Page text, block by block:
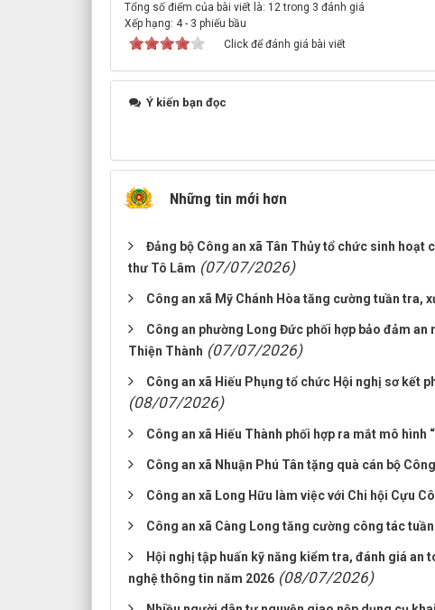
Tổng số điểm của bài viết là: 12 trong 3 đánh giá
Xếp hạng: 4- 3 phiếu bầu
Click để đánh giá bài viết
Ý kiến bạn đọc
Những tin mới hơn
Đảng bộ Công an xã Tân Thủy tổ chức sinh hoạt
thư Tô Lâm (07/07/2026)
Công an xã Mỹ Chánh Hòa tăng cường tuần tra,
Công an phường Long Đức phối hợp bảo đảm
Thiện Thành (07/07/2026)
Công an xã Hiếu Phụng tổ chức Hội nghị sơ kết
(08/07/2026)
Công an xã Hiếu Thành phối hợp ra mắt mô hình
Công an xã Nhuận Phú Tân tặng quà cán bộ
Công an xã Long Hữu làm việc với Chi hội Cựu
Công an xã Càng Long tăng cường công tác
Hội nghị tập huấn kỹ năng kiểm tra, đánh giá
nghệ thông tin năm 2026 (08/07/2026)